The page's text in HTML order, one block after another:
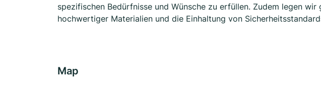
spezifischen Bedürfnisse und Wünsche zu erfüllen. Zudem legen
hochwertiger Materialien und die Einhaltung von
Map